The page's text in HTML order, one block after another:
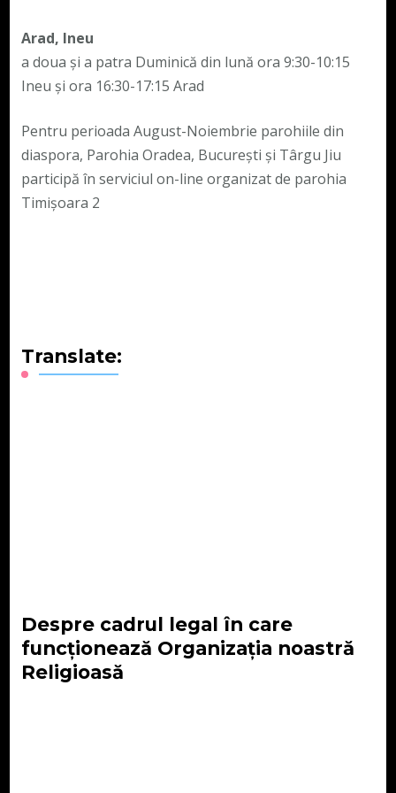
Arad, Ineu
a doua și a patra Duminică din lună ora 9:30-10:15
Ineu și ora 16:30-17:15 Arad
Pentru perioada August-Noiembrie parohiile din
diaspora, Parohia Oradea, București și Târgu Jiu
participă în serviciul on-line organizat de parohia
Timișoara 2
Translate:
Despre cadrul legal în care
funcționează Organizația noastră
Religioasă